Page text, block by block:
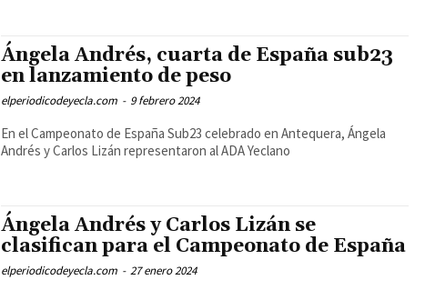
Ángela Andrés, cuarta de España sub23
en lanzamiento de peso
elperiodicodeyecla.com - 9 febrero 2024
En el Campeonato de España Sub23 celebrado en Antequera, Ángela
Andrés y Carlos Lizán representaron al ADA Yeclano
Ángela Andrés y Carlos Lizán se
clasifican para el Campeonato de España
elperiodicodeyecla.com - 27 enero 2024